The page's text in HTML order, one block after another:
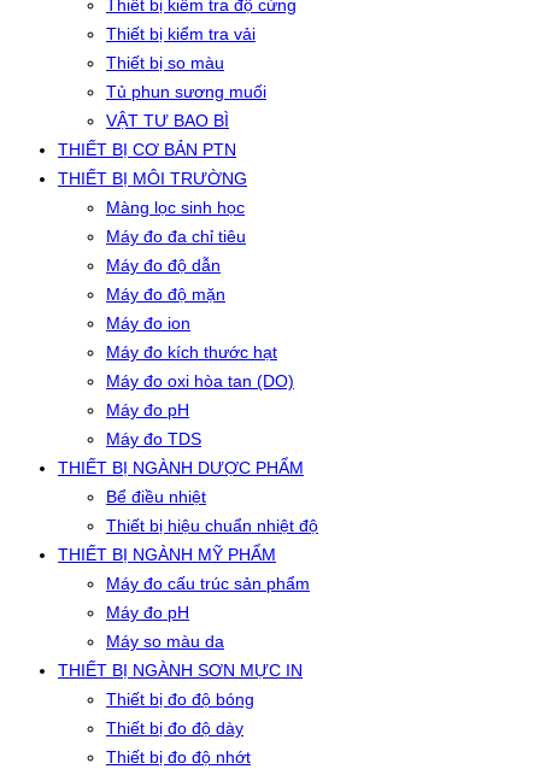
Thiết bị kiểm tra độ cứng
Thiết bị kiểm tra vải
Thiết bị so màu
Tủ phun sương muối
VẬT TƯ BAO BÌ
THIẾT BỊ CƠ BẢN PTN
THIẾT BỊ MÔI TRƯỜNG
Màng lọc sinh học
Máy đo đa chỉ tiêu
Máy đo độ dẫn
Máy đo độ mặn
Máy đo ion
Máy đo kích thước hạt
Máy đo oxi hòa tan (DO)
Máy đo pH
Máy đo TDS
THIẾT BỊ NGÀNH DƯỢC PHẨM
Bể điều nhiệt
Thiết bị hiệu chuẩn nhiệt độ
THIẾT BỊ NGÀNH MỸ PHẨM
Máy đo cấu trúc sản phẩm
Máy đo pH
Máy so màu da
THIẾT BỊ NGÀNH SƠN MỰC IN
Thiết bị đo độ bóng
Thiết bị đo độ dày
Thiết bị đo độ nhớt